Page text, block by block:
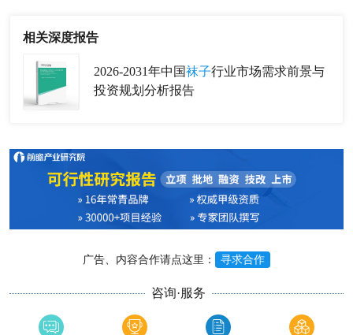
相关深度报告
2026-2031年中国袜子行业市场需求前景与
投资规划分析报告
广告、内容合作请点这里： 寻求合作
咨询·服务